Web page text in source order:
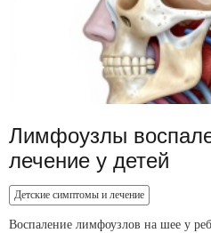
Лимфоузлы
лечение у детей
Детские симптомы и лечение
Воспаление лимфоузлов на шее у